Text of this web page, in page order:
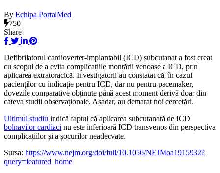
By Echipa PortalMed
750
Share
Defibrilatorul cardioverter-implantabil (ICD) subcutanat a fost creat
cu scopul de a evita complicațiile montării venoase a ICD, prin
aplicarea extratoracică. Investigatorii au constatat că, în cazul
pacienților cu indicație pentru ICD, dar nu pentru pacemaker,
dovezile comparative obținute până acest moment derivă doar din
câteva studii observaționale. Așadar, au demarat noi cercetări.
Ultimul studiu indică faptul că aplicarea subcutanată de ICD
bolnavilor cardiaci nu este inferioară ICD transvenos din perspectiva
complicațiilor și a șocurilor neadecvate.
Sursa: https://www.nejm.org/doi/full/10.1056/NEJMoa1915932?
query=featured_home